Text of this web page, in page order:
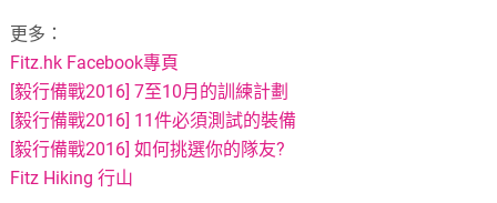
更多：
Fitz.hk Facebook專頁
[毅行備戰2016] 7至10月的訓練計劃
[毅行備戰2016] 11件必須測試的裝備
[毅行備戰2016] 如何挑選你的隊友?
Fitz Hiking 行山